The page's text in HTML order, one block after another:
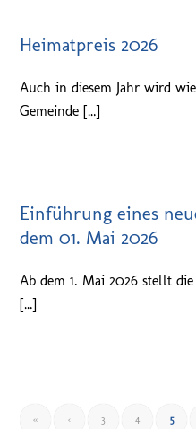
Heimatpreis 2026
Auch in diesem Jahr wird
Gemeinde […]
Einführung eines
dem 01. Mai 2026
Ab dem 1. Mai 2026 stellt
[…]
« ‹ 3 4 5